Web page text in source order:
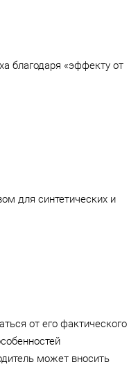
благодаря «эффекту от
для синтетических и
от его фактического
может вносить